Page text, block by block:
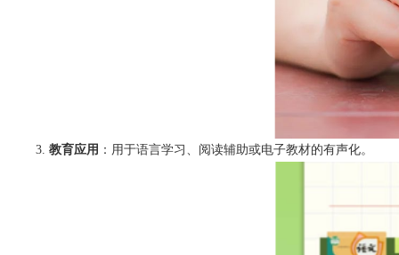
教育应用 ：用于语言学习、阅读辅助或电子教材的有声化。